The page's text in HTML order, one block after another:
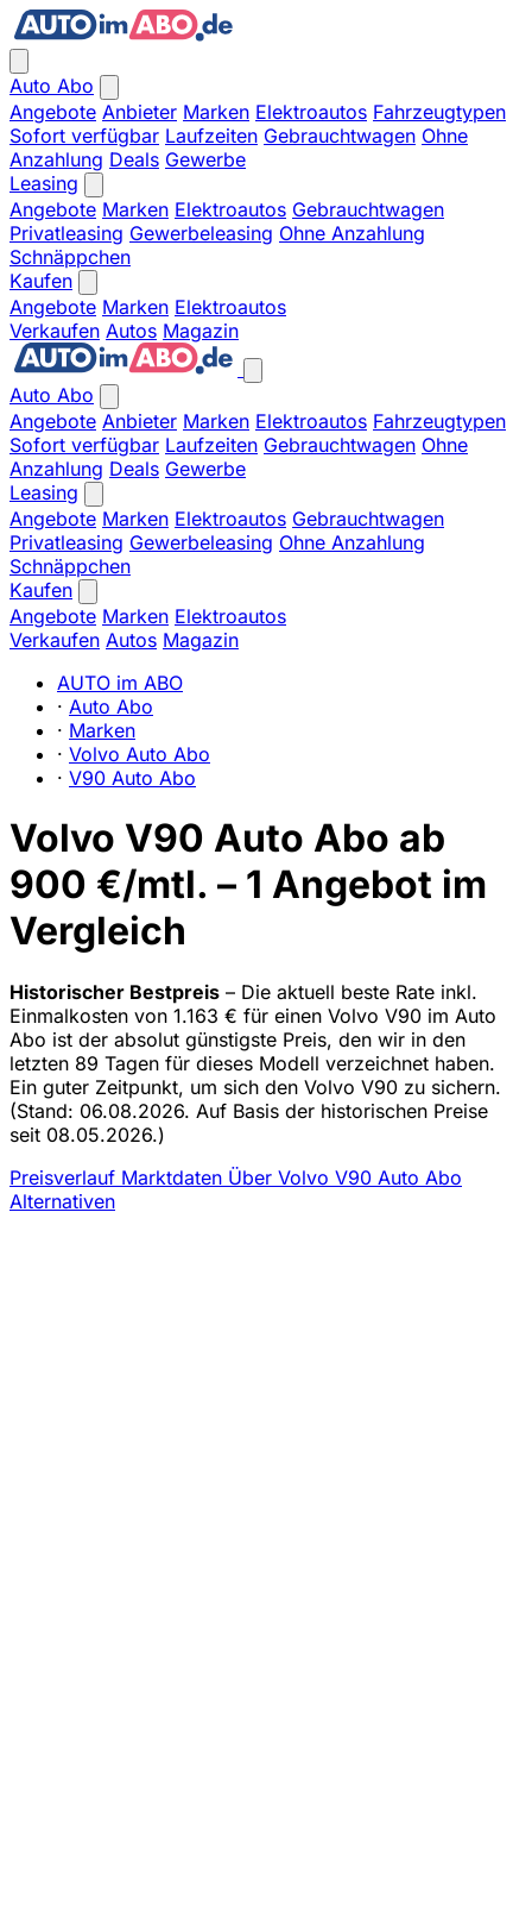
Auto Abo
Angebote Anbieter Marken Elektroautos Fahrzeugtypen
Sofort verfügbar Laufzeiten Gebrauchtwagen Ohne
Anzahlung Deals Gewerbe
Leasing
Angebote Marken Elektroautos Gebrauchtwagen
Privatleasing Gewerbeleasing Ohne Anzahlung
Schnäppchen
Kaufen
Angebote Marken Elektroautos
Verkaufen Autos Magazin
Auto Abo
Angebote Anbieter Marken Elektroautos Fahrzeugtypen
Sofort verfügbar Laufzeiten Gebrauchtwagen Ohne
Anzahlung Deals Gewerbe
Leasing
Angebote Marken Elektroautos Gebrauchtwagen
Privatleasing Gewerbeleasing Ohne Anzahlung
Schnäppchen
Kaufen
Angebote Marken Elektroautos
Verkaufen Autos Magazin
AUTO im ABO
· Auto Abo
· Marken
· Volvo Auto Abo
· V90 Auto Abo
Volvo V90 Auto Abo ab
900 €/mtl. – 1 Angebot im
Vergleich
Historischer Bestpreis – Die aktuell beste Rate inkl.
Einmalkosten von 1.163 € für einen Volvo V90 im Auto
Abo ist der absolut günstigste Preis, den wir in den
letzten 89 Tagen für dieses Modell verzeichnet haben.
Ein guter Zeitpunkt, um sich den Volvo V90 zu sichern.
(Stand: 06.08.2026. Auf Basis der historischen Preise
seit 08.05.2026.)
Preisverlauf Marktdaten Über Volvo V90 Auto Abo
Alternativen